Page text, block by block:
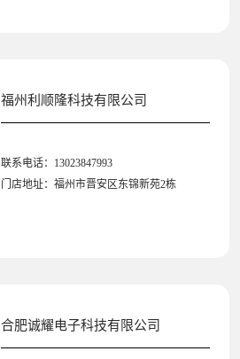
福州利顺隆科技有限公司
联系电话：13023847993
门店地址：福州市晋安区东锦新苑2栋
合肥诚耀电子科技有限公司